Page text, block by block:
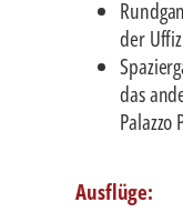
der
das
Ausflüge: